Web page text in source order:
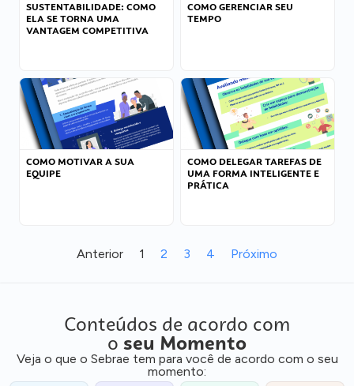
SUSTENTABILIDADE: COMO
ELA SE TORNA UMA
VANTAGEM COMPETITIVA
COMO GERENCIAR SEU
TEMPO
COMO MOTIVAR A SUA
EQUIPE
COMO DELEGAR TAREFAS DE
UMA FORMA INTELIGENTE E
PRÁTICA
Anterior 1 2 3 4 Próximo
Conteúdos de acordo com
o seu Momento
Veja o que o Sebrae tem para você de acordo com o seu
momento: